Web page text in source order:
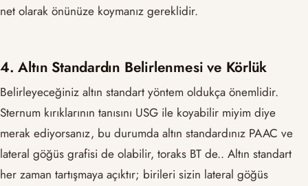
net olarak önünüze koymanız gereklidir.
4. Altın Standardın Belirlenmesi ve Körlük
Belirleyeceğiniz altın standart yöntem oldukça önemlidir.
Sternum kırıklarının tanısını USG ile koyabilir miyim diye
merak ediyorsanız, bu durumda altın standardınız PAAC ve
lateral göğüs grafisi de olabilir, toraks BT de.. Altın standart
her zaman tartışmaya açıktır; birileri sizin lateral göğüs